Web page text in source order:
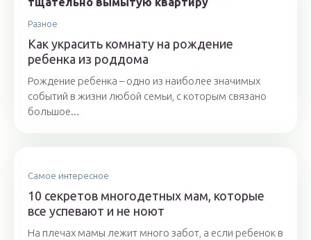
Разное
Как украсить комнату на рождение
ребенка из роддома
Рождение ребенка – одно из наиболее значимых
событий в жизни любой семьи, с которым связано
большое...
Самое интересное
10 секретов многодетных мам, которые
все успевают и не ноют
На плечах мамы лежит много забот, а если ребенок в